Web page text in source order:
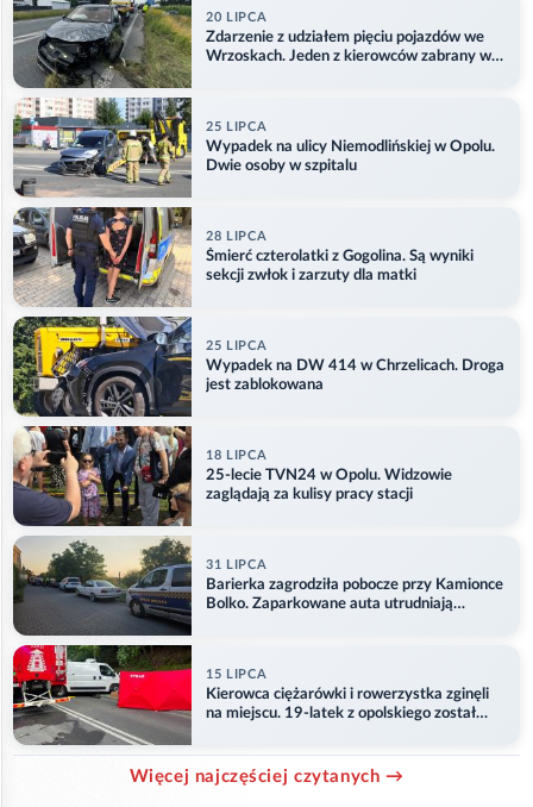
20 LIPCA
Zdarzenie z udziałem pięciu pojazdów we
Wrzoskach. Jeden z kierowców zabrany w
25 LIPCA
Wypadek na ulicy Niemodlińskiej w Opolu.
Dwie osoby w szpitalu
28 LIPCA
Śmierć czterolatki z Gogolina. Są wyniki
sekcji zwłok i zarzuty dla matki
25 LIPCA
Wypadek na DW 414 w Chrzelicach. Droga
jest zablokowana
18 LIPCA
25-lecie TVN24 w Opolu. Widzowie
zaglądają za kulisy pracy stacji
31 LIPCA
Barierka zagrodziła pobocze przy Kamionce
Bolko. Zaparkowane auta utrudniają
15 LIPCA
Kierowca ciężarówki i rowerzystka zginęli
na miejscu. 19-latek z opolskiego został
Więcej najczęściej czytanych →